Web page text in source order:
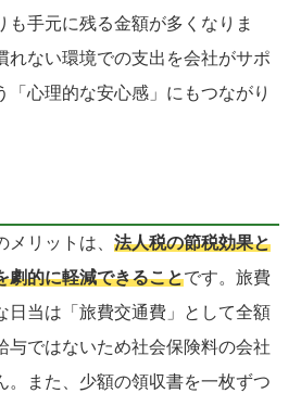
も手元に残る金額が多くなりま
れない環境での支出を会社がサポ
「心理的な安心感」にもつながり
リットは、 法人税の節税効果と
劇的に軽減できることです。旅費
日当は「旅費交通費」として全額
与ではないため社会保険料の会社
。また、少額の領収書を一枚ずつ